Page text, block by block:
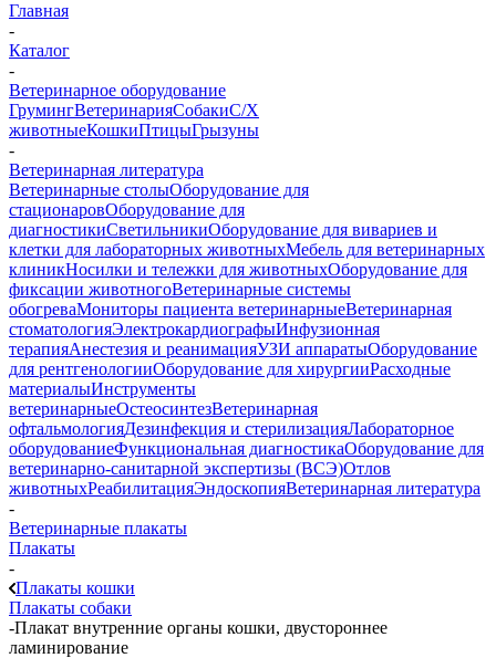
Главная
-
Каталог
-
Ветеринарное оборудование
ГрумингВетеринарияСобакиС/Х
животныеКошкиПтицыГрызуны
-
Ветеринарная литература
Ветеринарные столыОборудование для
стационаровОборудование для
диагностикиСветильникиОборудование для вивариев и
клетки для лабораторных животныхМебель для ветеринарных
клиникНосилки и тележки для животныхОборудование для
фиксации животногоВетеринарные системы
обогреваМониторы пациента ветеринарныеВетеринарная
стоматологияЭлектрокардиографыИнфузионная
терапияАнестезия и реанимацияУЗИ аппаратыОборудование
для рентгенологииОборудование для хирургииРасходные
материалыИнструменты
ветеринарныеОстеосинтезВетеринарная
офтальмологияДезинфекция и стерилизацияЛабораторное
оборудованиеФункциональная диагностикаОборудование для
ветеринарно-санитарной экспертизы (ВСЭ)Отлов
животныхРеабилитацияЭндоскопияВетеринарная литература
-
Ветеринарные плакаты
Плакаты
-
Плакаты кошки
Плакаты собаки
-Плакат внутренние органы кошки, двустороннее
ламинирование